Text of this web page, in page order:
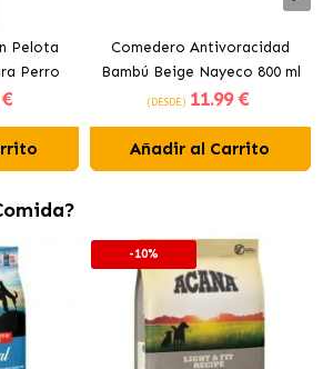
Pelota
Perro
Comedero Antivoracidad
Bambú Beige Nayeco 800 ml
(DESDE) 11.99 €
Añadir al Carrito
-10%